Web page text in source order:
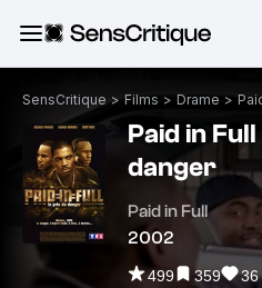
SensCritique > Films > Drame >
Paid in
danger
Paid in Full
2002
499 359 36